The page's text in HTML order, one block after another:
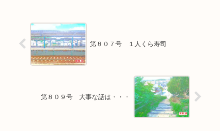
第８０７号 １人くら寿司
第８０９号 大事な話は・・・